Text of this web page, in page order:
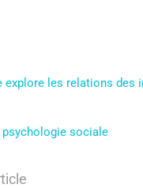
explore les relations des
psychologie sociale